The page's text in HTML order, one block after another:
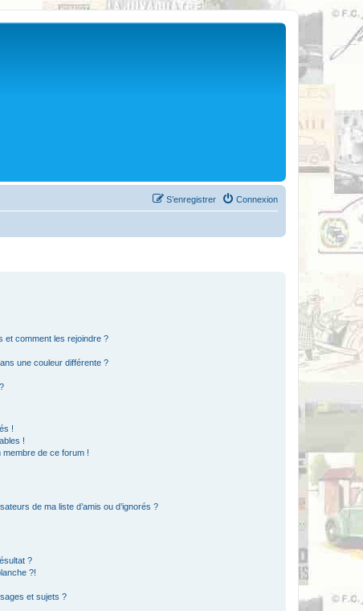
Connexion
S’enregistrer
et comment les rejoindre ?
une couleur différente ?
!
!
membre de ce forum !
de ma liste d’amis ou d’ignorés ?
?
?!
et sujets ?